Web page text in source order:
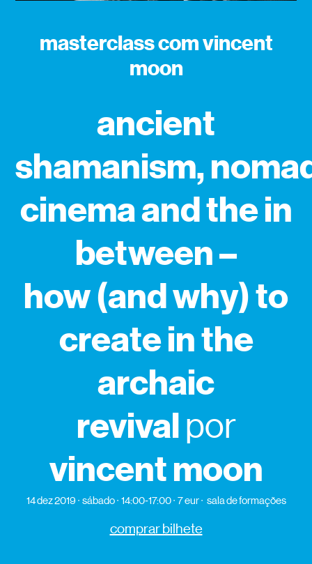
masterclass com vincent
moon
ancient
shamanism,
cinema and the in
between –
how (and why) to
create in the
archaic
revivalpor
vincent moon
14 dez 2019 sábado 14:00‑17:00 7 eur sala de formações
comprar bilhete